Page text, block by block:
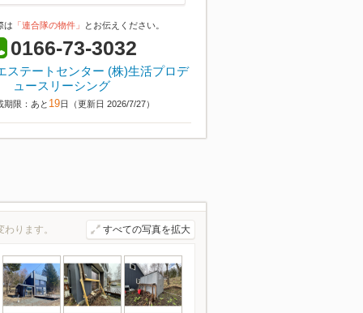
は 「連合隊の物件」 とお伝えください。
0166-73-3032
ステートセンター (株)生活プロデ
ュースリーシング
期限：あと 19日（更新日 2026/7/27）
ります。 すべての写真を拡大